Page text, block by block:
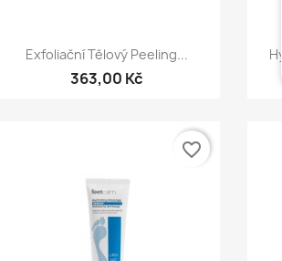
Rychlý náhled
Exfoliační Tělový Peeling...
363,00 Kč
favorite_border